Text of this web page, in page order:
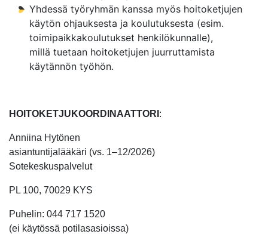
Yhdessä työryhmän kanssa myös hoitoketjujen
käytön ohjauksesta ja koulutuksesta (esim.
toimipaikkakoulutukset henkilökunnalle),
millä tuetaan hoitoketjujen juurruttamista
käytännön työhön.
HOITOKETJUKOORDINAATTORI :
Anniina Hytönen
asiantuntijalääkäri (vs. 1–12/2026)
Sotekeskuspalvelut
PL 100, 70029 KYS
Puhelin: 044 717 1520
(ei käytössä potilasasioissa)